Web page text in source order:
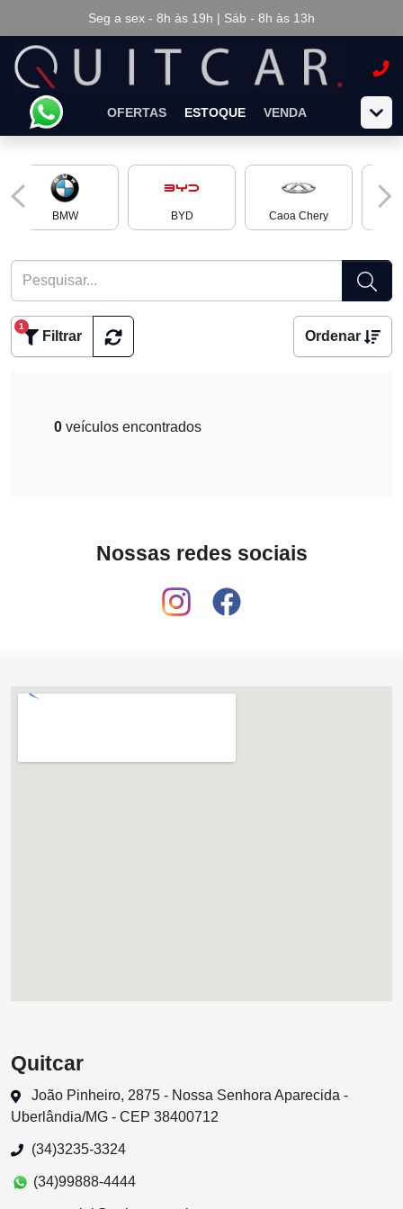
Seg a sex - 8h às 19h | Sáb - 8h às 13h
OFERTAS ESTOQUE VENDA
BMW BYD Caoa Chery
Filtrar
1
Ordenar
0 veículos encontrados
Nossas redes sociais
Quitcar
João Pinheiro, 2875 - Nossa Senhora Aparecida -
Uberlândia/MG - CEP 38400712
(34)3235-3324
(34)99888-4444